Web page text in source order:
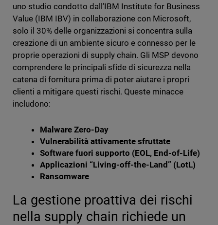
uno studio condotto dall’IBM Institute for Business
Value (IBM IBV) in collaborazione con Microsoft,
solo il 30% delle organizzazioni si concentra sulla
creazione di un ambiente sicuro e connesso per le
proprie operazioni di supply chain. Gli MSP devono
comprendere le principali sfide di sicurezza nella
catena di fornitura prima di poter aiutare i propri
clienti a mitigare questi rischi. Queste minacce
includono:
Malware Zero-Day
Vulnerabilità attivamente sfruttate
Software fuori supporto (EOL, End-of-Life)
Applicazioni “Living-off-the-Land” (LotL)
Ransomware
La gestione proattiva dei rischi
nella supply chain richiede un